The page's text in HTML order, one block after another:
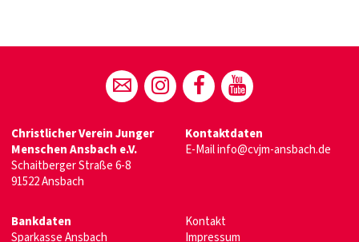
Christlicher Verein Junger
Menschen Ansbach e.V.
Schaitberger Straße 6-8
91522 Ansbach
Kontaktdaten
E-Mailinfo@cvjm-ansbach.de
Bankdaten
Sparkasse Ansbach
Kontakt
Impressum